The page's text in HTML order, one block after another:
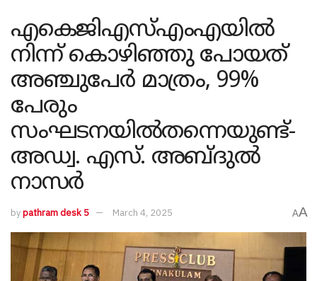
എകെജിഎസ്എംഎയിൽ
നിന്ന് കൊഴിഞ്ഞു പോയത്
അഞ്ചുപേർ മാത്രം, 99%
പേരും
സംഘടനയിൽതന്നെയുണ്ട്-
അഡ്വ. എസ്. അബ്ദുൽ
നാസർ
bypathram desk 5 March 4, 2025 AA